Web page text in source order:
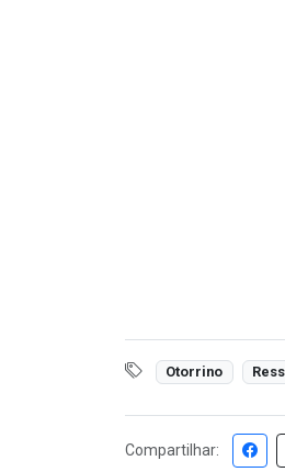
Otorrino
Compartilhar: